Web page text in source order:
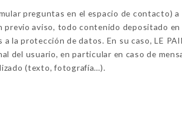
preguntas en el espacio de contacto) a
previo aviso, todo contenido depositado
la protección de datos. En su caso, LE
del usuario, en particular en caso de
(texto, fotografía…).